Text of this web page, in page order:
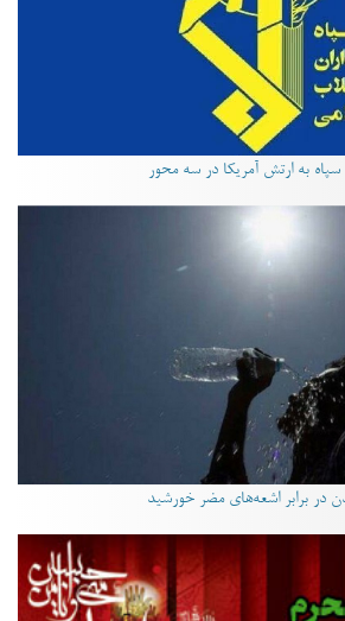
به ارتش آمریکا در سه محور
در برابر اشعه‌های مضر خورشید